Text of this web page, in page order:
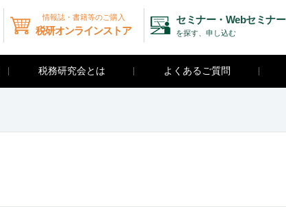
情報誌・書籍等のご購入
税研オンラインストア
セミナー・Webセミナー
を探す、申し込む
税務研究会とは よくあるご質問